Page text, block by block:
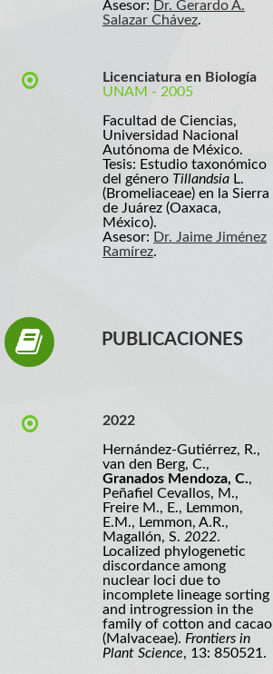
Asesor: Dr. Gerardo A.
Salazar Chávez.
Licenciatura en Biología
UNAM - 2005
Facultad de Ciencias,
Universidad Nacional
Autónoma de México.
Tesis: Estudio taxonómico
del género Tillandsia L.
(Bromeliaceae) en la Sierra
de Juárez (Oaxaca,
México).
Asesor: Dr. Jaime Jiménez
Ramírez.
PUBLICACIONES
2022
Hernández-Gutiérrez, R.,
van den Berg, C.,
Granados Mendoza, C.,
Peñafiel Cevallos, M.,
Freire M., E., Lemmon,
E.M., Lemmon, A.R.,
Magallón, S. 2022.
Localized phylogenetic
discordance among
nuclear loci due to
incomplete lineage sorting
and introgression in the
family of cotton and cacao
(Malvaceae). Frontiers in
Plant Science, 13: 850521.